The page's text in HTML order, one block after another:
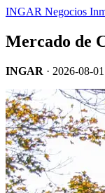
INGAR Negocios
Mercado de
INGAR · 2026-08-01